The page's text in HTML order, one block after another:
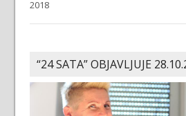
2018
“24 SATA” OBJAVLJUJE